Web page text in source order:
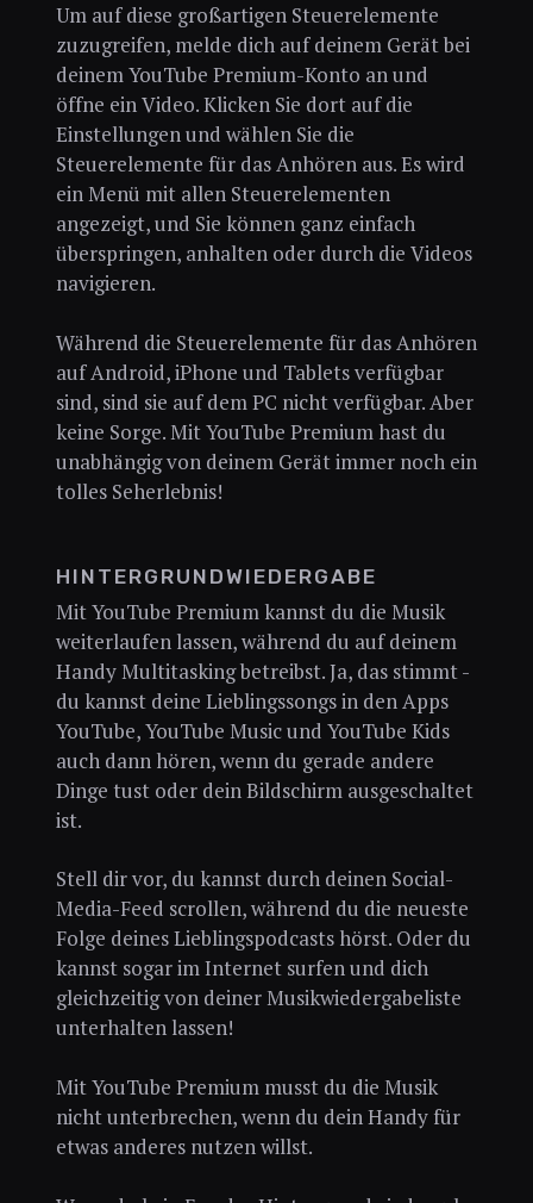
Um auf diese großartigen Steuerelemente
zuzugreifen, melde dich auf deinem Gerät bei
deinem YouTube Premium-Konto an und
öffne ein Video. Klicken Sie dort auf die
Einstellungen und wählen Sie die
Steuerelemente für das Anhören aus. Es wird
ein Menü mit allen Steuerelementen
angezeigt, und Sie können ganz einfach
überspringen, anhalten oder durch die Videos
navigieren.
Während die Steuerelemente für das Anhören
auf Android, iPhone und Tablets verfügbar
sind, sind sie auf dem PC nicht verfügbar. Aber
keine Sorge. Mit YouTube Premium hast du
unabhängig von deinem Gerät immer noch ein
tolles Seherlebnis!
HINTERGRUNDWIEDERGABE
Mit YouTube Premium kannst du die Musik
weiterlaufen lassen, während du auf deinem
Handy Multitasking betreibst. Ja, das stimmt -
du kannst deine Lieblingssongs in den Apps
YouTube, YouTube Music und YouTube Kids
auch dann hören, wenn du gerade andere
Dinge tust oder dein Bildschirm ausgeschaltet
ist.
Stell dir vor, du kannst durch deinen Social-
Media-Feed scrollen, während du die neueste
Folge deines Lieblingspodcasts hörst. Oder du
kannst sogar im Internet surfen und dich
gleichzeitig von deiner Musikwiedergabeliste
unterhalten lassen!
Mit YouTube Premium musst du die Musik
nicht unterbrechen, wenn du dein Handy für
etwas anderes nutzen willst.